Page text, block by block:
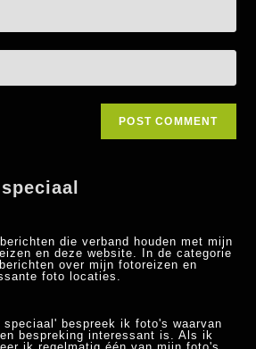
die verband houden met mijn
en deze website. In de categorie
over mijn fotoreizen en
foto locaties.
speciaal' bespreek ik foto's waarvan
bespreking interessant is. Als ik